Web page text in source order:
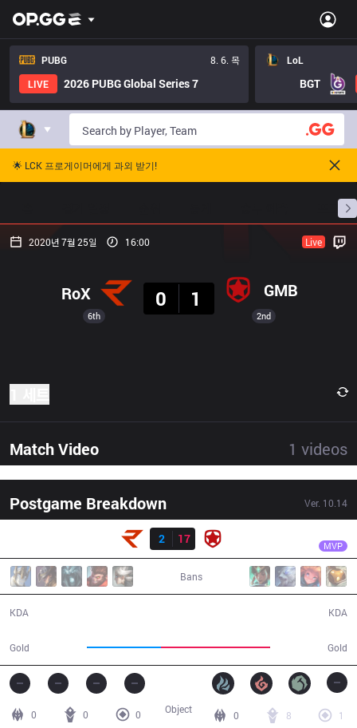
PUBG
8. 6. 목
LIVE
2026 PUBG Global Series 7
LoL
BGT
🌟 LCK 프로게이머에게 과외 받기!
프로빌
2020년 7월 25일 16:00 Live
6th
RoX
0
1 GMB
2nd
Match Video 1 videos
Postgame Breakdown Ver. 10.14
결과
2
17 MVP
Bans
KDA
Gold Gold
KDA
0 0
0
0 8
1
Object